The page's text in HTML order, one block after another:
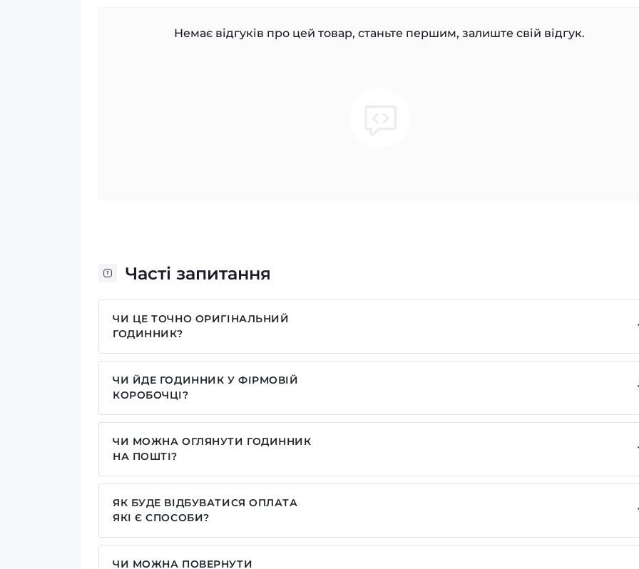
Немає відгуків про цей товар, станьте першим, залиште свій відгук.
Часті запитання
ЧИ ЦЕ ТОЧНО ОРИГІНАЛЬНИЙ
ГОДИННИК?
Так, усі годинники у нас лише оригінальні, ми є представником багатьох брендів.
ЧИ ЙДЕ ГОДИННИК У ФІРМОВІЙ
КОРОБОЧЦІ?
Для годинників бренду Casio, Pagani Design, GUARDO та GOODYEAR додаємо фірмові коробочки із
брендовим надписом. Для бренду AWARDER додаємо чорну із тризубом коробочку або
камуфляжну(в залежності класична модель чи спортивна) усі інші моделі відправляємо надійно
моделі годинника. Особливо якщо купляєте годинник на подарунок рекомендуємо подивитись на
наші подарункові коробочки.
ЧИ МОЖНА ОГЛЯНУТИ ГОДИННИК
НА ПОШТІ?
Так у нас дозволений огляд годинників на пошті.
ЯК БУДЕ ВІДБУВАТИСЯ ОПЛАТА
ЯКІ Є СПОСОБИ?
У нас досить широкий вибір способів оплат. Можлива: оплата при отриманні, передплата за
реквізитами IBAN, оплата частинами від приватбанк, монобанк та пумб, а також оплата LiqРay на
ЧИ МОЖНА ПОВЕРНУТИ